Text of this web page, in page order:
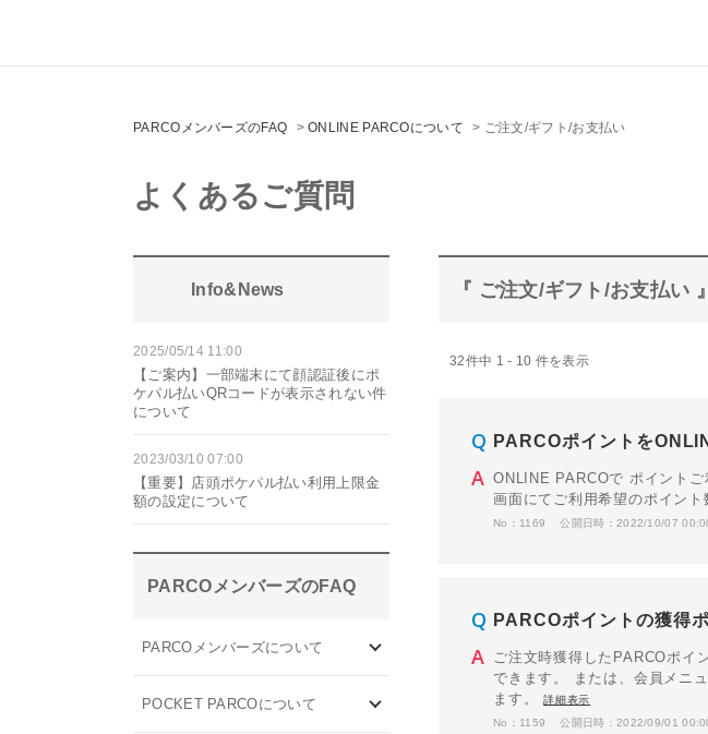
PARCOメンバーズのFAQ >ONLINE PARCOについて > ご注文/ギフト/お支払い
よくあるご質問
Info&News
2025/05/14 11:00
【ご案内】一部端末にて顔認証後にポ
ケパル払いQRコードが表示されない件
について
2023/03/10 07:00
【重要】店頭ポケパル払い利用上限金
額の設定について
PARCOメンバーズのFAQ
PARCOメンバーズについて
POCKET PARCOについて
『 ご注文/ギフト/お支払い
32件中 1 - 10 件を表示
PARCOポイントを
ONLINE PARCOで ポイント
画面にてご利用希望のポイン
No：1169
公開日時：2022/10/07
PARCOポイントの獲得
ご注文時獲得したPARCOポイ
できます。 または、会員メニ
ます。詳細表示
No：1159
公開日時：2022/09/01